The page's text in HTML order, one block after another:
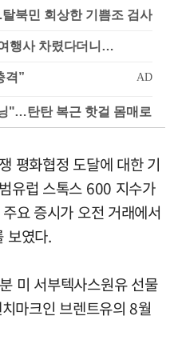
북민 회상한 기쁨조 검사
행사 차렸다더니…
"…탄탄 복근 핫걸 몸매로
평화협정 도달에 대한 기
유럽 스톡스 600 지수가
요 증시가 오전 거래에서
보였다.
미 서부텍사스원유 선물
마크인 브렌트유의 8월